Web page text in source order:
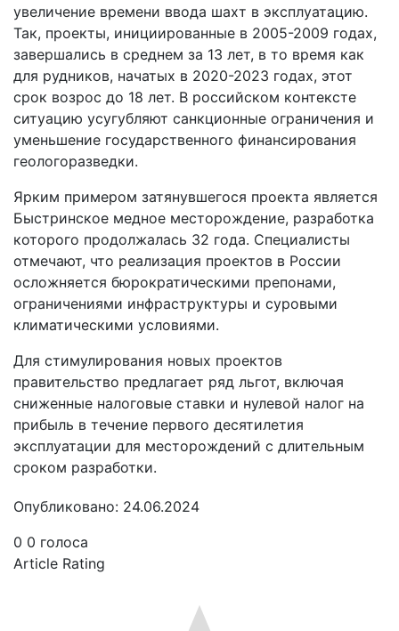
увеличение времени ввода шахт в эксплуатацию.
Так, проекты, инициированные в 2005-2009 годах,
завершались в среднем за 13 лет, в то время как
для рудников, начатых в 2020-2023 годах, этот
срок возрос до 18 лет. В российском контексте
ситуацию усугубляют санкционные ограничения и
уменьшение государственного финансирования
геологоразведки.
Ярким примером затянувшегося проекта является
Быстринское медное месторождение, разработка
которого продолжалась 32 года. Специалисты
отмечают, что реализация проектов в России
осложняется бюрократическими препонами,
ограничениями инфраструктуры и суровыми
климатическими условиями.
Для стимулирования новых проектов
правительство предлагает ряд льгот, включая
сниженные налоговые ставки и нулевой налог на
прибыль в течение первого десятилетия
эксплуатации для месторождений с длительным
сроком разработки.
Опубликовано: 24.06.2024
0 0 голоса
Article Rating